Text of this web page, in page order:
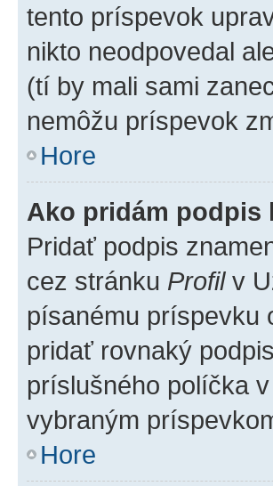
tento príspevok
nikto neodpovedal
(tí by mali sami
nemôžu príspevok
Hore
Ako pridám podpis
Pridať podpis
cez stránku Profilv
písanému
pridať rovnaký
príslušného políčka
vybraným
Hore